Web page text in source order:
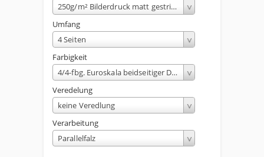
250g/m² Bilderdruck matt gestrichen
Umfang
4 Seiten
Farbigkeit
4/4-fbg. Euroskala beidseitiger Druck
Veredelung
keine Veredlung
Verarbeitung
Parallelfalz